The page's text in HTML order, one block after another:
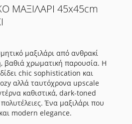
ΜΑΞΙΛΑΡΙ 45x45cm
μαξιλάρι από ανθρακί
βαθιά χρωματική παρουσία. Η
chic sophistication και
αλλά ταυτόχρονα upscale
καθιστικά, dark-toned
Ένα μαξιλάρι που
modern elegance.